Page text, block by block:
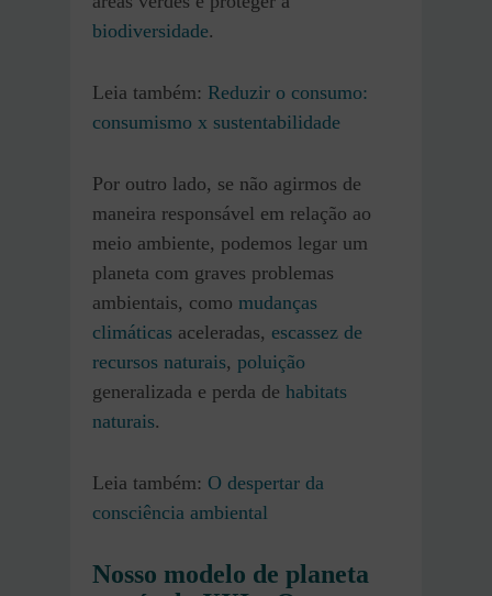
biodiversidade.
Leia também: Reduzir o consumo:
consumismo x sustentabilidade
Por outro lado, se não agirmos de
maneira responsável em relação ao
meio ambiente, podemos legar um
planeta com graves problemas
ambientais, como mudanças
climáticas aceleradas, escassez de
recursos naturais, poluição
generalizada e perda de habitats
naturais.
Leia também: O despertar da
consciência ambiental
Nosso modelo de planeta